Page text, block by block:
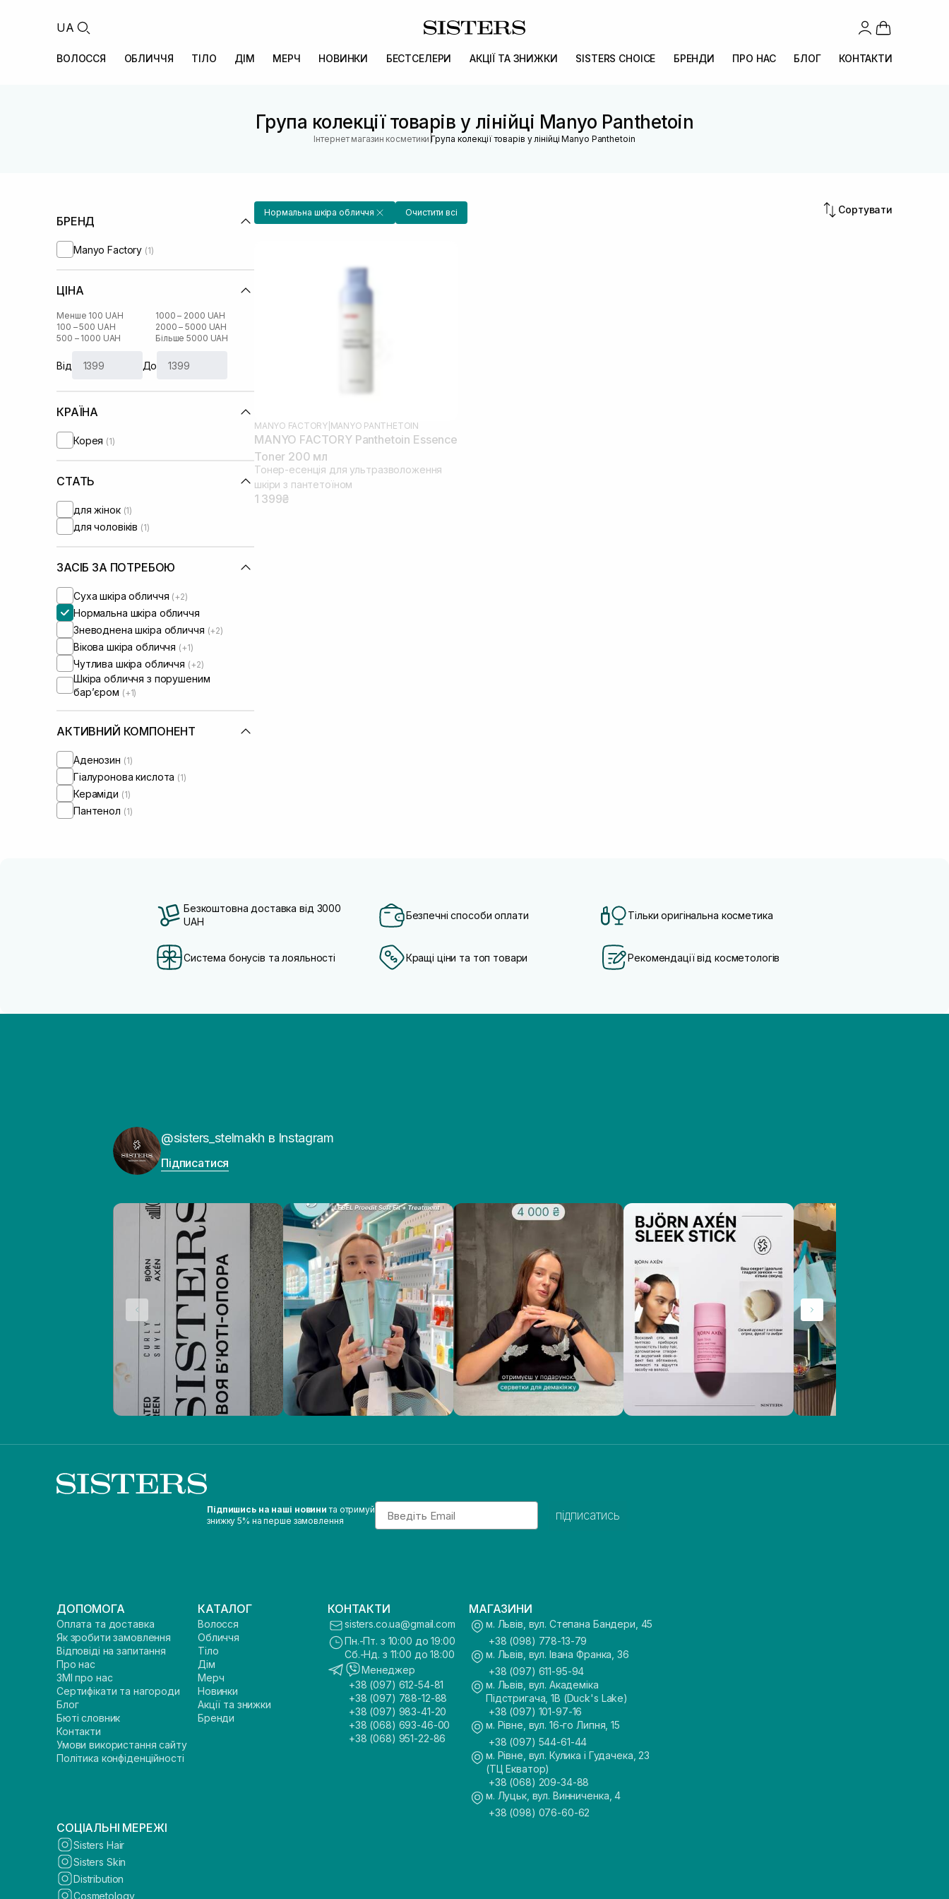
UA
ВОЛОССЯ ОБЛИЧЧЯ ТІЛО ДІМ МЕРЧ НОВИНКИ БЕСТСЕЛЕРИ АКЦІЇ ТА ЗНИЖКИ SISTERS CHOICE БРЕНДИ ПРО НАС БЛОГ КОНТАКТИ
Група колекції товарів у лінійці Manyo Panthetoin
Інтернет магазин косметики |Група колекції товарів у лінійці Manyo Panthetoin
БРЕНД
Manyo Factory (1)
ЦІНА
Менше 100 UAH
100 – 500 UAH
500 – 1000 UAH
1000 – 2000 UAH
2000 – 5000 UAH
Більше 5000 UAH
Від До
КРАЇНА
Корея (1)
СТАТЬ
для жінок (1)
для чоловіків (1)
ЗАСІБ ЗА ПОТРЕБОЮ
Суха шкіра обличчя (+2)
Нормальна шкіра обличчя
Зневоднена шкіра обличчя (+2)
Вікова шкіра обличчя (+1)
Чутлива шкіра обличчя (+2)
Шкіра обличчя з порушеним
барʼєром (+1)
АКТИВНИЙ КОМПОНЕНТ
Аденозин (1)
Гіалуронова кислота (1)
Кераміди (1)
Пантенол (1)
Нормальна шкіра обличчя Очистити всі Сортувати
MANYO FACTORY| MANYO PANTHETOIN
MANYO FACTORY Panthetoin Essence
Toner 200 мл
Тонер-есенція для ультразволоження
шкіри з пантетоїном
1 399₴
Безкоштовна доставка від 3000
UAH
Безпечні способи оплати Тільки оригінальна косметика
Система бонусів та лояльності Кращі ціни та топ товари Рекомендації від косметологів
@sisters_stelmakh в Instagram
Підписатися
Підпишись на наші новини та отримуй
знижку 5% на перше замовлення
Email
підписатись
ДОПОМОГА
Оплата та доставка
Як зробити замовлення
Відповіді на запитання
Про нас
ЗМІ про нас
Сертифікати та нагороди
Блог
Бюті словник
Контакти
Умови використання сайту
Політика конфіденційності
КАТАЛОГ
Волосся
Обличчя
Тіло
Дім
Мерч
Новинки
Акції та знижки
Бренди
КОНТАКТИ
sisters.co.ua@gmail.com
Пн.-Пт. з 10:00 до 19:00
Сб.-Нд. з 11:00 до 18:00
Менеджер
+38 (097) 612-54-81
+38 (097) 788-12-88
+38 (097) 983-41-20
+38 (068) 693-46-00
+38 (068) 951-22-86
МАГАЗИНИ
м. Львів, вул. Степана Бандери, 45
+38 (098) 778-13-79
м. Львів, вул. Івана Франка, 36
+38 (097) 611-95-94
м. Львів, вул. Академіка
Підстригача, 1В (Duck's Lake)
+38 (097) 101-97-16
м. Рівне, вул. 16-го Липня, 15
+38 (097) 544-61-44
м. Рівне, вул. Кулика і Гудачека, 23
(ТЦ Екватор)
+38 (068) 209-34-88
м. Луцьк, вул. Винниченка, 4
+38 (098) 076-60-62
СОЦІАЛЬНІ МЕРЕЖІ
Sisters Hair
Sisters Skin
Distribution
Cosmetology